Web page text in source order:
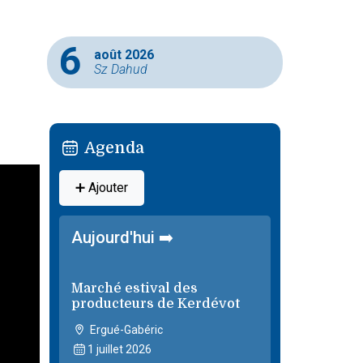
6
août 2026
Sz Dahud
Agenda
➕ Ajouter
Aujourd'hui ➡️
Marché estival des
producteurs de Kerdévot
Ergué-Gabéric
1 juillet 2026